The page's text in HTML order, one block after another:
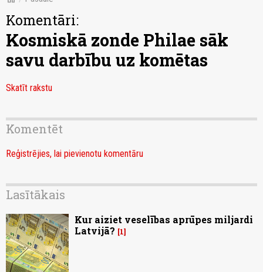
Komentāri:
Kosmiskā zonde Philae sāk
savu darbību uz komētas
Skatīt rakstu
Komentēt
Reģistrējies, lai pievienotu komentāru
Lasītākais
Kur aiziet veselības aprūpes miljardi
Latvijā?
1